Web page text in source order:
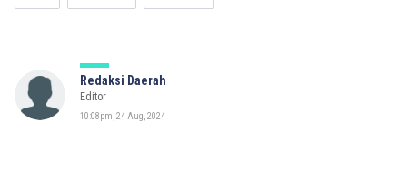
Redaksi Daerah
Editor
10:08pm, 24 Aug, 2024